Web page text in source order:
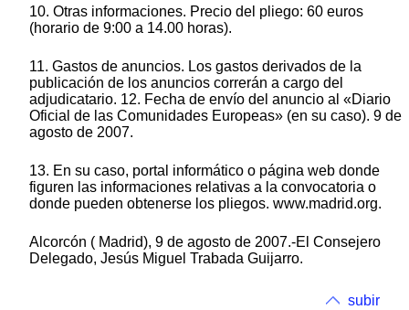
10. Otras informaciones. Precio del pliego: 60 euros
(horario de 9:00 a 14.00 horas).
11. Gastos de anuncios. Los gastos derivados de la
publicación de los anuncios correrán a cargo del
adjudicatario. 12. Fecha de envío del anuncio al «Diario
Oficial de las Comunidades Europeas» (en su caso). 9 de
agosto de 2007.
13. En su caso, portal informático o página web donde
figuren las informaciones relativas a la convocatoria o
donde pueden obtenerse los pliegos. www.madrid.org.
Alcorcón ( Madrid), 9 de agosto de 2007.-El Consejero
Delegado, Jesús Miguel Trabada Guijarro.
subir